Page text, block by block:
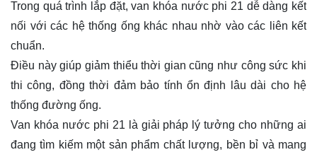
Trong quá trình lắp đặt, van khóa nước phi 21 dễ dàng kết
nối với các hệ thống ống khác nhau nhờ vào các liên kết
chuẩn.
Điều này giúp giảm thiểu thời gian cũng như công sức khi
thi công, đồng thời đảm bảo tính ổn định lâu dài cho hệ
thống đường ống.
Van khóa nước phi 21 là giải pháp lý tưởng cho những ai
đang tìm kiếm một sản phẩm chất lượng, bền bỉ và mang